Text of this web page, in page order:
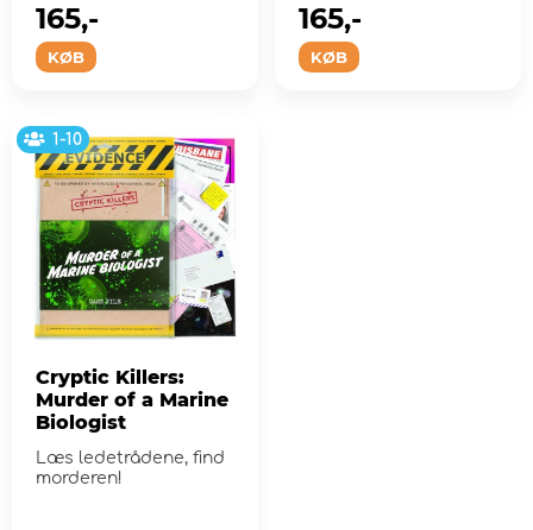
KØB
165,-
KØB
165,-
1-10
Cryptic Killers:
Murder of a Marine
Biologist
Læs ledetrådene, find
morderen!